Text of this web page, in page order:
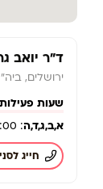
ד"ר יואב
ירושלים,
שעות פעילות
א,ב,ג,ד,ה: 09:00-18:00
חייג